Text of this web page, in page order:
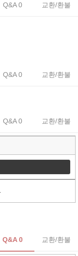
Q&A 0 교환/환불
Q&A 0 교환/환불
Q&A 0 교환/환불
Q&A 0 교환/환불